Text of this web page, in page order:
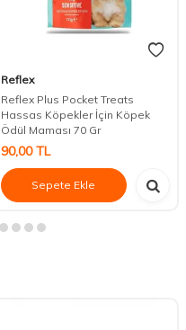
Reflex
Reflex Plus Pocket Treats
Hassas Köpekler İçin Köpek
Ödül Maması 70 Gr
90,00TL
Sepete Ekle